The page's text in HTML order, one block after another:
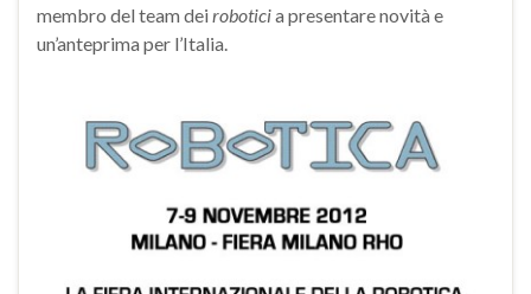
membro del team dei roboticia presentare novità e
un’anteprima per l’Italia.